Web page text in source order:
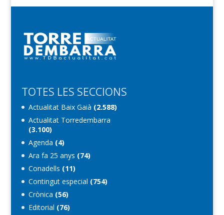
TOTES LES SECCIONS
Actualitat Baix Gaià (2.588)
Actualitat Torredembarra
(3.100)
Agenda (4)
Ara fa 25 anys (74)
Conadells (11)
Contingut especial (754)
Crònica (56)
Editorial (76)